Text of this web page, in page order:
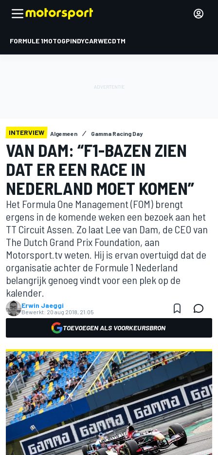
FORMULE 1MOTOGPINDYCARWECDTM
INTERVIEW Algemeen Gamma Racing Day
VAN DAM: “F1-BAZEN ZIEN
DAT ER EEN RACE IN
NEDERLAND MOET KOMEN”
Het Formula One Management (FOM) brengt
ergens in de komende weken een bezoek aan het
TT Circuit Assen. Zo laat Lee van Dam, de CEO van
The Dutch Grand Prix Foundation, aan
Motorsport.tv weten. Hij is ervan overtuigd dat de
organisatie achter de Formule 1 Nederland
belangrijk genoeg vindt voor een plek op de
kalender.
Erwin Jaeggi
Bewerkt: 20 aug 2018, 21:05
TOEVOEGEN ALS VOORKEURSBRON